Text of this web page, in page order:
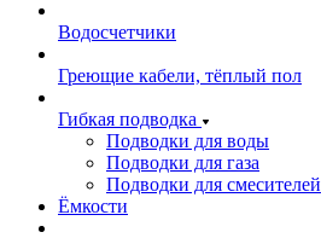
Водосчетчики
Греющие кабели, тёплый пол
Гибкая подводка
Подводки для воды
Подводки для газа
Подводки для смесителей
Ёмкости